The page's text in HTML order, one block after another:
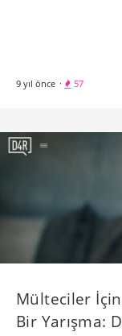
9 yıl önce · 57
Mülteciler
Bir Yarışma: